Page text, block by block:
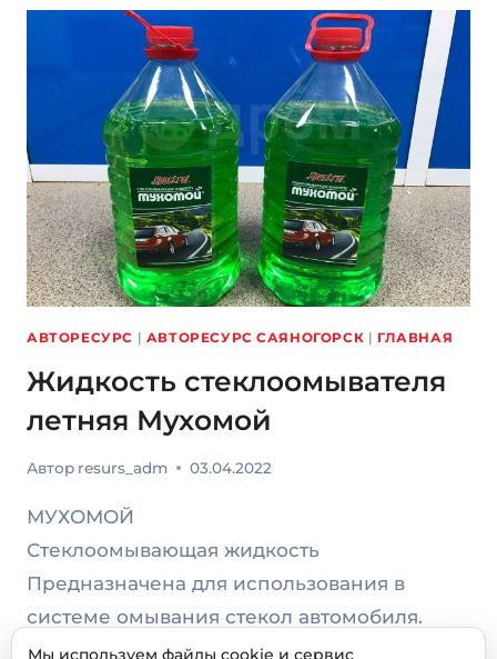
АВТОРЕСУРС | АВТОРЕСУРС САЯНОГОРСК | ГЛАВНАЯ
Жидкость стеклоомывателя
летняя Мухомой
Автор resurs_adm 03.04.2022
МУХОМОЙ
Стеклоомывающая жидкость
Предназначена для использования в
системе омывания стекол автомобиля.
Мы используем файлы cookie и сервис